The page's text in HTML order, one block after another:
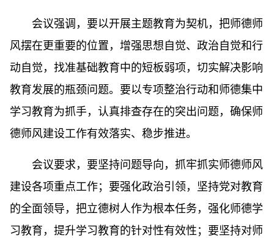
会议强调，要以开展主题教育为契机，把师德师
风摆在更重要的位置，增强思想自觉、政治自觉和行
动自觉，找准基础教育中的短板弱项，切实解决影响
教育发展的瓶颈问题。要以专项整治行动和师德集中
学习教育为抓手，认真排查存在的突出问题，确保师
德师风建设工作有效落实、稳步推进。
会议要求，要坚持问题导向，抓牢抓实师德师风
建设各项重点工作；要强化政治引领，坚持党对教育
的全面领导，把立德树人作为根本任务，强化师德学
习教育，提升学习教育的针对性有效性；要坚持对师